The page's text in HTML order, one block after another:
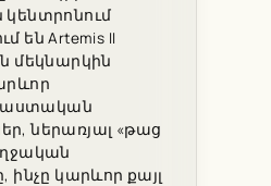
են Artemis II
մեկնարկին
ներառյալ «թաց
ինչը կարևոր քայլ